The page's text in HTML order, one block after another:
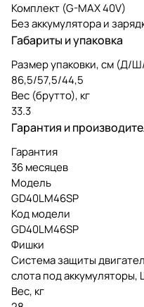
Комплект (G-MAX 40V)
Без аккумулятора и
Габариты и упаковка
Размер упаковки, см (Д/
86,5/57,5/44,5
Вес (брутто), кг
33.3
Гарантия и
Гарантия
36 месяцев
Модель
GD40LM46SP
Код модели
GD40LM46SP
Фишки
Система защиты
слота под
Вес, кг